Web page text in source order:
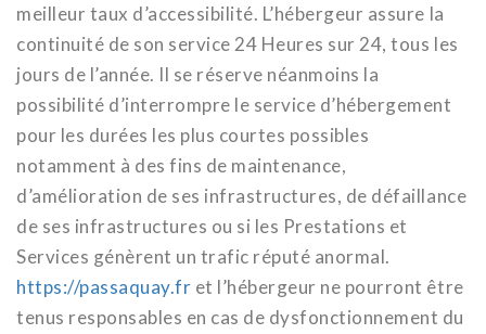
meilleur taux d’accessibilité. L’hébergeur assure la
continuité de son service 24 Heures sur 24, tous les
jours de l’année. Il se réserve néanmoins la
possibilité d’interrompre le service d’hébergement
pour les durées les plus courtes possibles
notamment à des fins de maintenance,
d’amélioration de ses infrastructures, de défaillance
de ses infrastructures ou si les Prestations et
Services génèrent un trafic réputé anormal.
https://passaquay.fr et l’hébergeur ne pourront être
tenus responsables en cas de dysfonctionnement du